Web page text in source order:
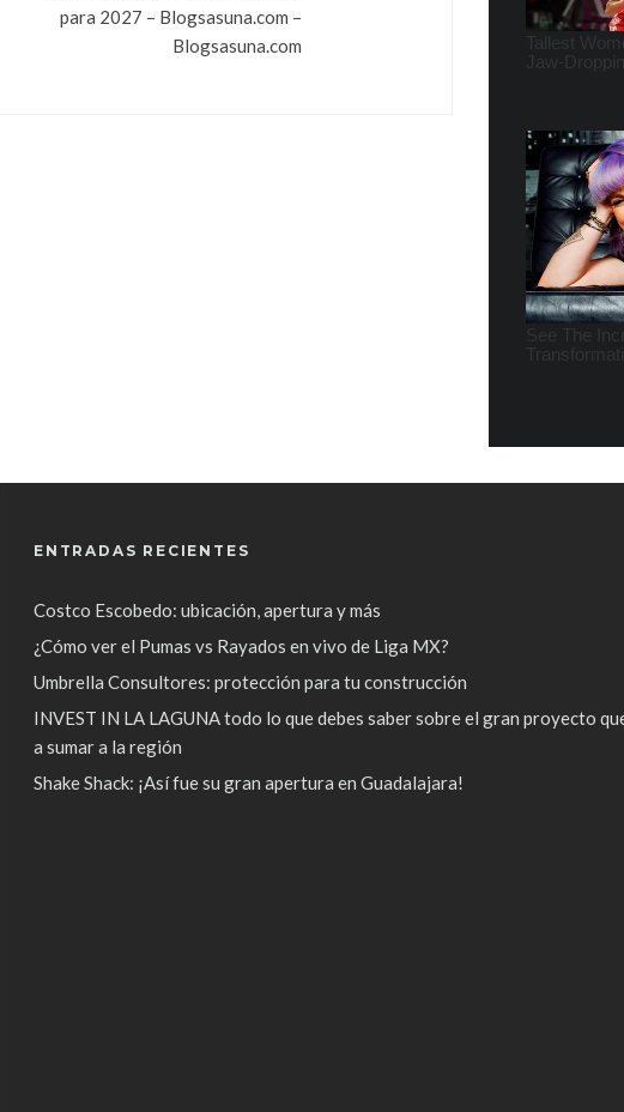
para 2027 – Blogsasuna.com –
Blogsasuna.com
ENTRADAS RECIENTES
Costco Escobedo: ubicación, apertura y más
¿Cómo ver el Pumas vs Rayados en vivo de Liga MX?
Umbrella Consultores: protección para tu construcción
INVEST IN LA LAGUNA todo lo que debes saber sobre el gran proyecto
a sumar a la región
Shake Shack: ¡Así fue su gran apertura en Guadalajara!